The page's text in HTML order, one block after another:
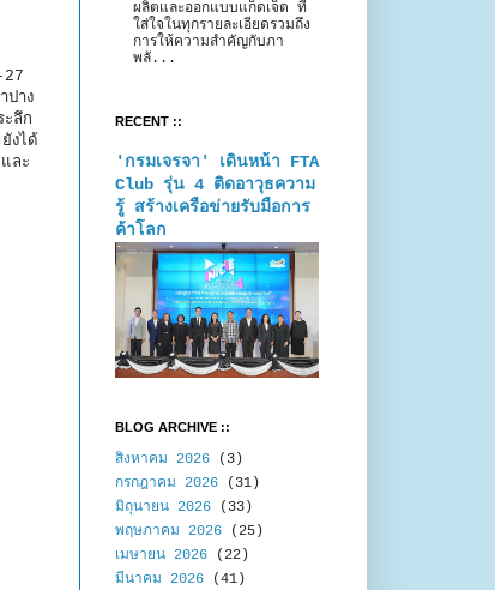
ปาง
ลึก
งได้
ละ
ผลิตและออกแบบแก็ดเจ็ต ที่
ใส่ใจในทุกรายละเอียดรวมถึง
การให้ความสำคัญกับภา
พลั...
RECENT ::
'กรมเจรจา' เดินหน้า FTA
Club รุ่น 4 ติดอาวุธความ
รู้ สร้างเครือข่ายรับมือการ
ค้าโลก
BLOG ARCHIVE ::
สิงหาคม 2026 (3)
กรกฎาคม 2026 (31)
มิถุนายน 2026 (33)
พฤษภาคม 2026 (25)
เมษายน 2026 (22)
มีนาคม 2026 (41)